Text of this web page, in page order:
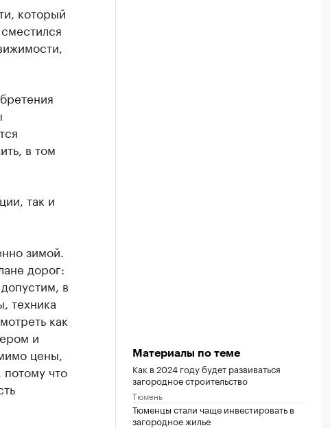
который
в том
так и
зимой.
дорог:
в
техника
как
и
цены,
что
Материалы по теме
Как в 2024 году будет развиваться
загородное строительство
Тюмень
Тюменцы стали чаще инвестировать в
загородное жилье